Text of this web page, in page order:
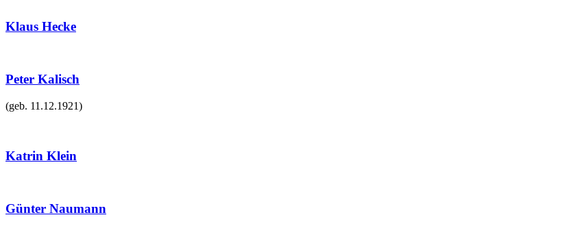
Klaus Hecke
Peter Kalisch
(geb. 11.12.1921)
Katrin Klein
Günter Naumann